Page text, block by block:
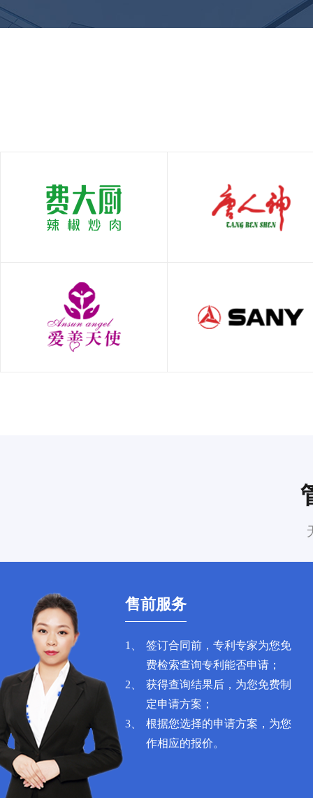
售前服务
1、
签订合同前，专利专家为您免
费检索查询专利能否申请；
2、
获得查询结果后，为您免费制
定申请方案；
3、
根据您选择的申请方案，为您
作相应的报价。